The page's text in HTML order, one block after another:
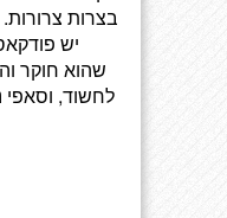
בצרות
יש
שהוא חוקר
לחשוד, וסאפי